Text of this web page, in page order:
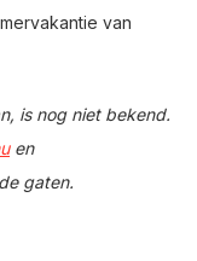
van
is nog niet bekend.
en
gaten.